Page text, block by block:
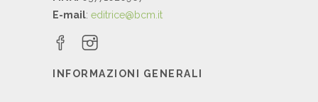
E-mail: editrice@bcm.it
INFORMAZIONI GENERALI